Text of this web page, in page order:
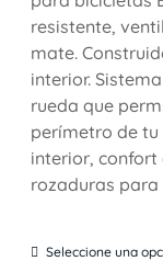
resistente,
mate.
interior.
rueda que
perímetro de tu
interior, confort
rozaduras para
Seleccione una